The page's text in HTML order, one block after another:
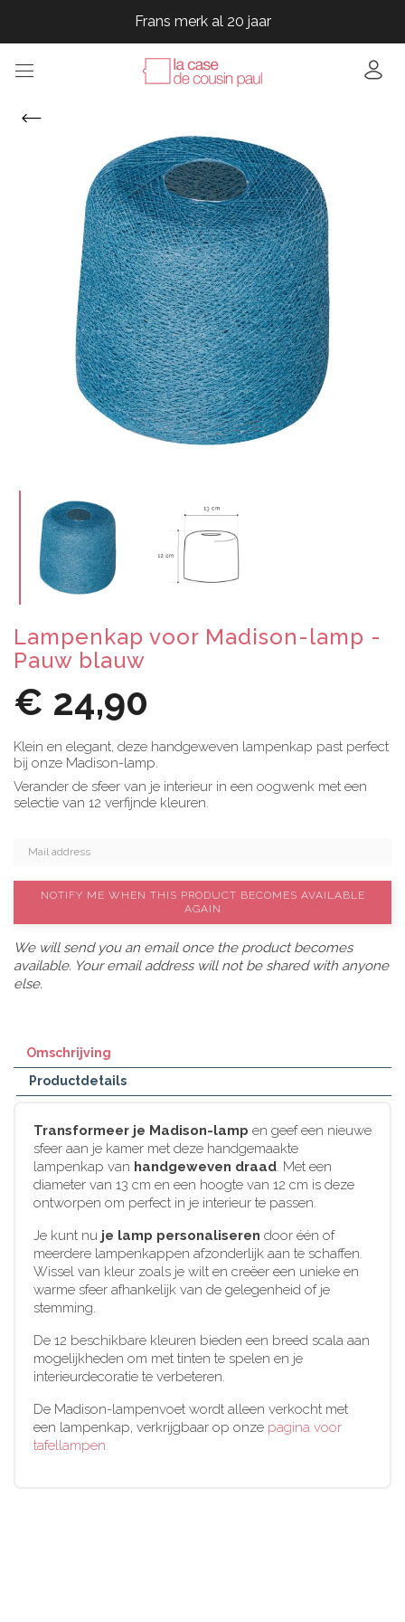
Frans merk al 20 jaar
Frans merk al 20 jaar
Frans merk al 20 jaar
Lampenkap voor Madison-lamp -
Pauw blauw
€ 24,90
Klein en elegant, deze handgeweven lampenkap past perfect
bij onze Madison-lamp.
Verander de sfeer van je interieur in een oogwenk met een
selectie van 12 verfijnde kleuren.
NOTIFY ME WHEN THIS PRODUCT BECOMES AVAILABLE
AGAIN
We will send you an email once the product becomes
available. Your email address will not be shared with anyone
else.
Omschrijving
Productdetails
Transformeer je Madison-lamp en geef een nieuwe
sfeer aan je kamer met deze handgemaakte
lampenkap van handgeweven draad. Met een
diameter van 13 cm en een hoogte van 12 cm is deze
ontworpen om perfect in je interieur te passen.
Je kunt nu je lamp personaliseren door één of
meerdere lampenkappen afzonderlijk aan te schaffen.
Wissel van kleur zoals je wilt en creëer een unieke en
warme sfeer afhankelijk van de gelegenheid of je
stemming.
De 12 beschikbare kleuren bieden een breed scala aan
mogelijkheden om met tinten te spelen en je
interieurdecoratie te verbeteren.
De Madison-lampenvoet wordt alleen verkocht met
een lampenkap, verkrijgbaar op onze pagina voor
tafellampen.